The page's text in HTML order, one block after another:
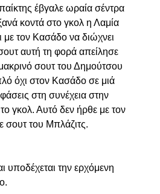
έβγαλε ωραία σέντρα
κοντά στο γκολ η Λαμία
με τον Κασάδο να διώχνει
αυτή τη φορά απείλησε
σουτ του Δημούτσου
όχι στον Κασάδο σε μιά
στη συνέχεια στην
γκολ. Αυτό δεν ήρθε με τον
σουτ του Μπλάζιτς.
την ερχόμενη